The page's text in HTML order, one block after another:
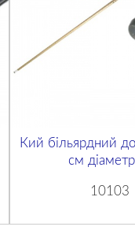
Кий більярдний
см
10103